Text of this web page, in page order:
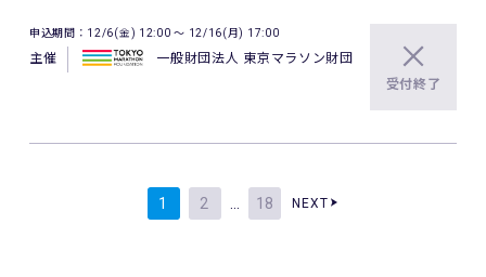
申込期間：12/6(金) 12:00 〜 12/16(月) 17:00
主催
一般財団法人 東京マラソン財団
受付終了
1 2 18 NEXT